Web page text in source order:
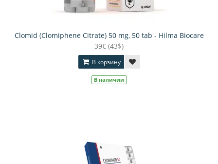
Clomid (Clomiphene Citrate) 50 mg, 50 tab - Hilma Biocare
39€ (43$)
В корзину
В наличии